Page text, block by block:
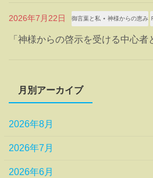
2026年7月22日 御言葉と私 ⋆ 神様からの恵み
「神様からの啓示を受ける中心者
月別アーカイブ
2026年8月
2026年7月
2026年6月